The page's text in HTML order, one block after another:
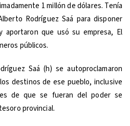
1 millón de dólares. Tenía
Rodríguez Saá para disponer
aportaron que usó su empresa, El
públicos.
Saá (h) se autoproclamaron
destinos de ese pueblo, inclusive
de que se fueran del poder se
provincial.